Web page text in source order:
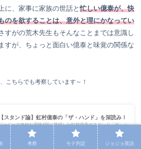
に、家事に家族の世話と忙しい億泰が、快
のを欲することは、意外と理にかなってい
すがの荒木先生もそんなことまでは意識し
すが、ちょっと面白い億泰と味覚の関係な
こちらでも考察しています～！
【スタンド論】虹村億泰の「ザ・ハンド」を深読み！
ョジョの奇妙な冒険4部に登場した虹村億泰のスタンド「ザ・ハ
ンド」について考察しました。右手で「削り取る」という強力な
スタンド能力を持つザ・ハンドですが、なぜ「削り取る」のでし
ょうか。また無表情でユニークな顔立ちには、どんな理由がある
でしょうか。考察 モテ判定 ジョジョ英語